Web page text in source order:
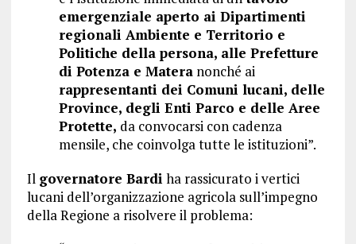
emergenziale aperto ai Dipartimenti
regionali Ambiente e Territorio e
Politiche della persona, alle Prefetture
di Potenza e Materanonché ai
rappresentanti dei Comuni lucani, delle
Province, degli Enti Parco e delle Aree
Protette, da convocarsi con cadenza
mensile, che coinvolga tutte le istituzioni”.
Il governatore Bardi ha rassicurato i vertici
lucani dell’organizzazione agricola sull’impegno
della Regione a risolvere il problema: